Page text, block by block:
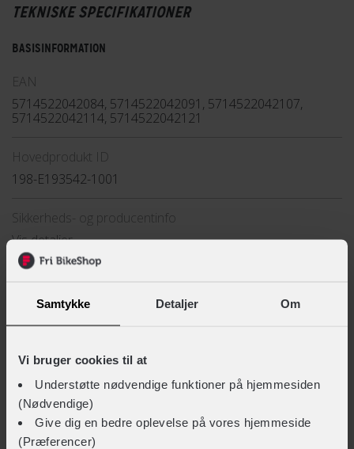
Samtykke Detaljer Om
Vi bruger cookies til at
Understøtte nødvendige funktioner på hjemmesiden
(Nødvendige)
Give dig en bedre oplevelse på vores hjemmeside
(Præferencer)
under hele din træning.
TEKNISKE SPECIFIKATIONER
BASISINFORMATION
EAN
5714522042084, 5714522042091, 5714522042107,
5714522042114, 5714522042121
Hovedprodukt ID
198-E193542-1001
Sikkerheds- og producentinfo
Vis detaljer
Funktioner
Materiale
92 % Polyester,8 % Elastan
Vis mere
LIGNENDE PRODUKTER